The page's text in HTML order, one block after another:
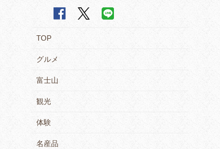
TOP
グルメ
富士山
観光
体験
名産品